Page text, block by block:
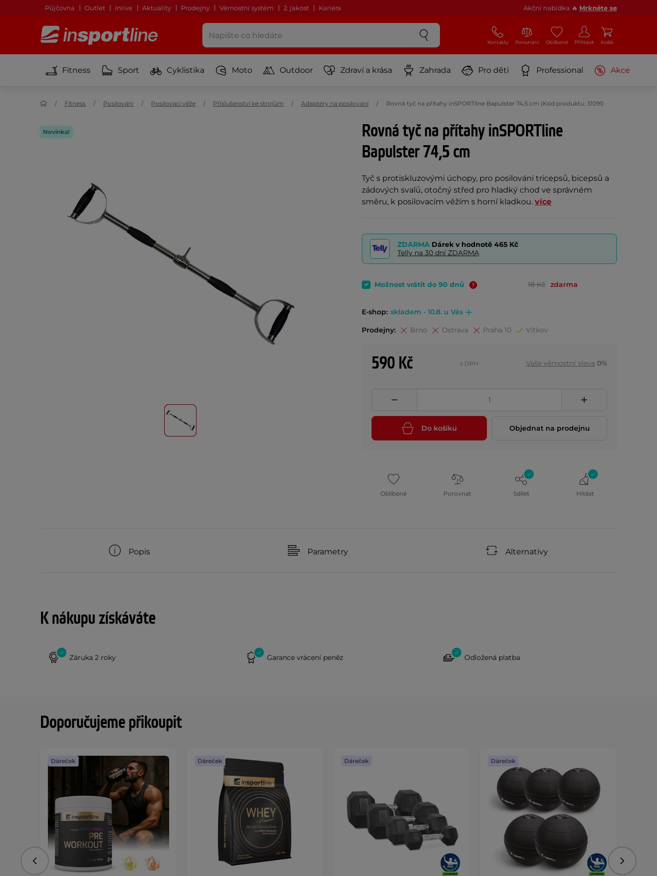
Půjčovna Outlet Inlive Aktuality Prodejny Věrnostní systém 2. jakost Kariéra Akční nabídka 🔥 Mrkněte se
Kontakty Porovnání Oblíbené Přihlásit Košík
Fitness Sport Cyklistika Moto Outdoor Zdraví a krása Zahrada Pro děti Professional Akce
Fitness Posilování Posilovací věže Příslušenství ke strojům Adaptéry na posilování Rovná tyč na přítahy inSPORTline Bapulster 74,5 cm (Kód produktu: 31091)
Rovná tyč na přítahy inSPORTline
Bapulster 74,5 cm
Tyč s protiskluzovými úchopy, pro posilování tricepsů, bicepsů a
zádových svalů, otočný střed pro hladký chod ve správném
směru, k posilovacím věžím s horní kladkou. více
Novinka!
ZDARMA Dárek v hodnotě 465 Kč
Telly na 30 dní ZDARMA
Možnost vrátit do 90 dnů 18 Kč zdarma
E-shop: skladem - 10.8. u Vás
Prodejny: Brno Ostrava Praha 10 Vítkov
590 Kč s DPH Vaše věrnostní sleva 0%
Do košíku Objednat na prodejnu
Oblíbené Porovnat Sdílet Hlídat
Popis Parametry Alternativy
K nákupu získáváte
Záruka 2 roky Garance vrácení peněz Odložená platba
Doporučujeme přikoupit
Dáreček Dáreček Dáreček Dáreček
Předchozí